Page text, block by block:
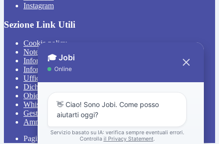
Instagram
Sezione Link Utili
Cookie policy
Note legali
Informativa Privacy
Informativa Privacy chatbot Jobi
Ufficio Relazioni con il Pubblico
Dichiarazione di accessibilità
Obiettivi di accessibilità
Whistleblowing
Gestione consensi cookie
Amministrazione trasparente
Pagina visualizzata3309volte